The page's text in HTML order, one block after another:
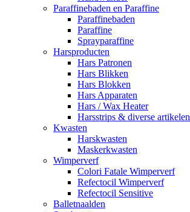
Paraffinebaden en Paraffine
Paraffinebaden
Paraffine
Sprayparaffine
Harsproducten
Hars Patronen
Hars Blikken
Hars Blokken
Hars Apparaten
Hars / Wax Heater
Harsstrips & diverse artikelen
Kwasten
Harskwasten
Maskerkwasten
Wimperverf
Colori Fatale Wimperverf
Refectocil Wimperverf
Refectocil Sensitive
Balletnaalden